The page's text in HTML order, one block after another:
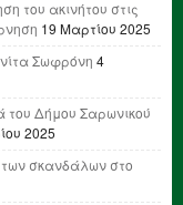
του ακινήτου στις
19 Μαρτίου 2025
Σωφρόνη 4
του Δήμου Σαρωνικού
2025
σκανδάλων στο